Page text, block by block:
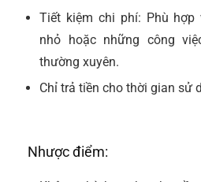
Tiết kiệm chi phí: Phù hợp
nhỏ hoặc những công
thường xuyên.
Chỉ trả tiền cho thời gian sử
Nhược điểm: